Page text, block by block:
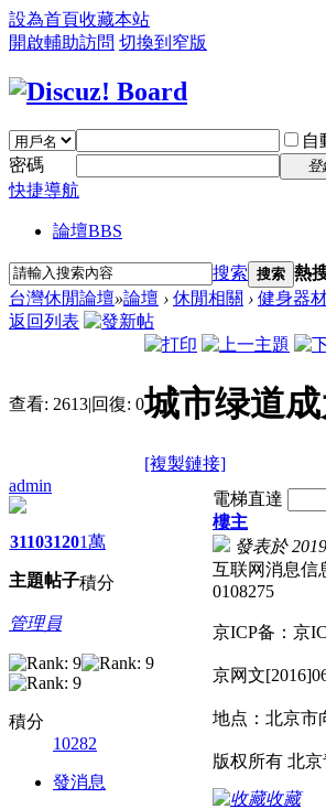
設為首頁收藏本站
開啟輔助訪問 切換到窄版
自
密碼
登
快捷導航
論壇BBS
搜索 搜索 熱
台灣休閒論壇»論壇 › 休閒相關 › 健身器
返回列表
查看: 2613|回復: 0城市绿道
[複製鏈接]
admin
3110
主題
3120
帖子
1萬
積分
管理員
積分
10282
發消息
電梯直達
樓主
發表於
互联网消息信
0108275
京ICP备：京
京网文
地点：北京市
版权所有 北
收藏